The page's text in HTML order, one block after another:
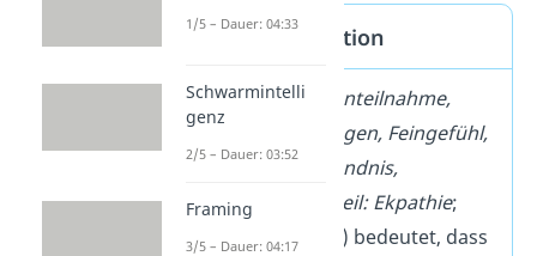
Empathie Definition
Empathie(auch:
Anteilnahme,
Einfühlungsvermögen, Feingefühl,
Sensibilität, Verständnis,
Mitgefühl; Gegenteil: Ekpathie;
englisch:
empathy
) bedeutet, dass
1/5 – Dauer: 04:33
Schwarmintelli
genz
2/5 – Dauer: 03:52
Framing
3/5 – Dauer: 04:17